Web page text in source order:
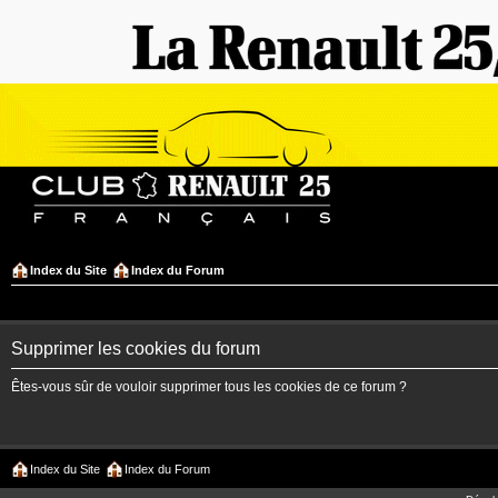
Index du Site Index du Forum
Supprimer les cookies du forum
Êtes-vous sûr de vouloir supprimer tous les cookies de ce forum ?
Index du Site Index du Forum